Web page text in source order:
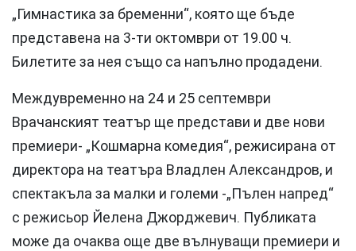
„Гимнастика за бременни“, която ще бъде
представена на 3-ти октомври от 19.00 ч.
Билетите за нея също са напълно продадени.
Междувременно на 24 и 25 септември
Врачанският театър ще представи и две нови
премиери- „Кошмарна комедия“, режисирана от
директора на театъра Владлен Александров, и
спектакъла за малки и големи -„Пълен напред“
с режисьор Йелена Джорджевич. Публиката
може да очаква още две вълнуващи премиери и